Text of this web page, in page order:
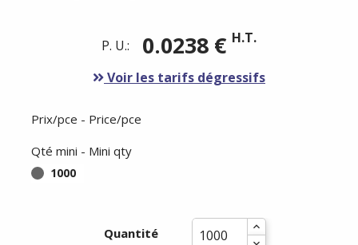
P. U.: 0.0238 € H.T.
Voir les tarifs dégressifs
Prix/pce - Price/pce
Qté mini - Mini qty
1000
Quantité